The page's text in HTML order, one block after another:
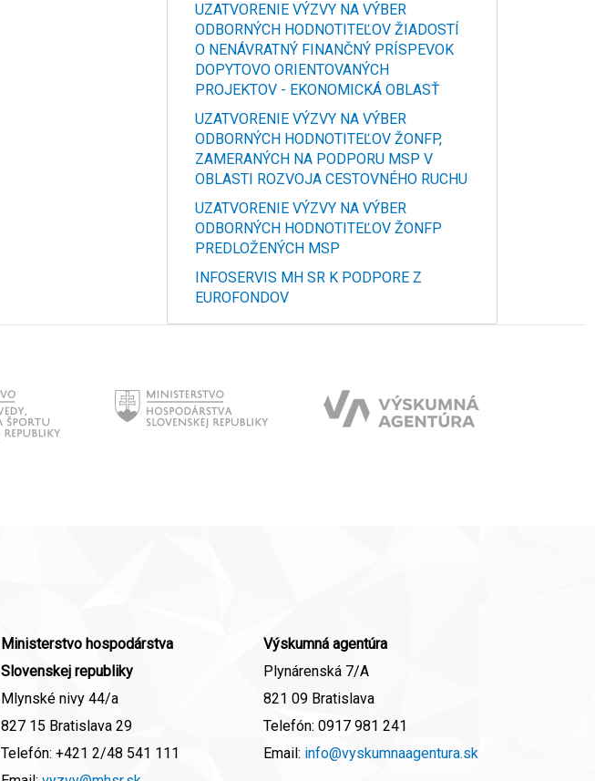
UZATVORENIE VÝZVY NA VÝBER
ODBORNÝCH HODNOTITEĽOV ŽIADOSTÍ
O NENÁVRATNÝ FINANČNÝ PRÍSPEVOK
DOPYTOVO ORIENTOVANÝCH
PROJEKTOV - EKONOMICKÁ OBLASŤ
UZATVORENIE VÝZVY NA VÝBER
ODBORNÝCH HODNOTITEĽOV ŽONFP,
ZAMERANÝCH NA PODPORU MSP V
OBLASTI ROZVOJA CESTOVNÉHO RUCHU
UZATVORENIE VÝZVY NA VÝBER
ODBORNÝCH HODNOTITEĽOV ŽONFP
PREDLOŽENÝCH MSP
INFOSERVIS MH SR K PODPORE Z
EUROFONDOV
Ministerstvo hospodárstva
Slovenskej republiky
Mlynské nivy 44/a
827 15 Bratislava 29
Telefón: +421 2/48 541 111
Výskumná agentúra
Plynárenská 7/A
821 09 Bratislava
Telefón: 0917 981 241
Email: info@vyskumnaagentura.sk